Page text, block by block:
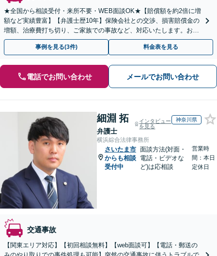
★全国から相談受付・来所不要・WEB面談OK★【賠償額を約2倍に増
額など実績豊富】【弁護士歴10年】保険会社との交渉、損害賠償金の
増額、治療費打ち切り、ご家族での事故など、対応いたします。お早
めにご相談ください【初回相談・着手金無料】
事例を見る(3件) 料金表を見る
電話でお問い合わせ メールでお問い合わせ
細淵 拓
弁護士
インタビュー
を見る
神奈川県
横浜綜合法律事務所
さいたま市
からも相談
受付中
面談方法(対面・
電話・ビデオな
ど)は応相談
営業時
間：本日
定休日
交通事故
【関東エリア対応】【初回相談無料】【web面談可】【電話・郵送の